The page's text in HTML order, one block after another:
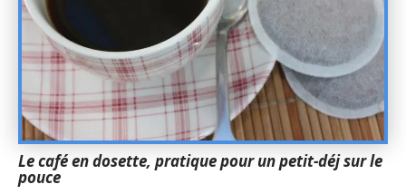
Le café en dosette, pratique pour un petit-déj sur le
pouce